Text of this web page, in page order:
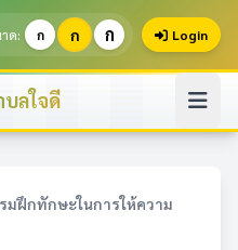
ด: ก ก ก Login
ลใจดี
มฝึกทักษะในการให้ความ